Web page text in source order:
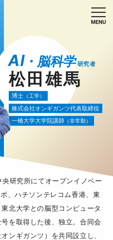
AI・脳科学研究者
松田雄馬
博士 （工学）
株式会社オンギガンツ代表取締役
一橋大学大学院講師 （非常勤）
研究所にてオープンイノベー
、ハチソンテレコム香港、東
北大学との脳型コンピュータ
を取得した後、独立。合同会
ンギガンツ）を共同設立し、